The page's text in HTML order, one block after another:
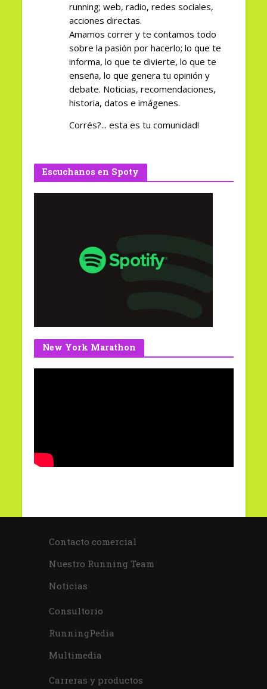
running; web, radio, redes sociales,
acciones directas.
Amamos correr y te contamos todo
sobre la pasión por hacerlo; lo que te
informa, lo que te divierte, lo que te
enseña, lo que genera tu opinión y
debate. Noticias, recomendaciones,
historia, datos e imágenes.
Corrés?... esta es tu comunidad!
Escuchanos en Spoty
New York Marathon
Contacto comercial
Nuestro Running Team
Noticias
Consultorio
RunningPedia
Multimedia
Carreras y productos